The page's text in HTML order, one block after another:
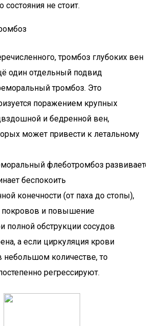
состояния не стоит.
тромбоз глубоких вен
один отдельный подвид
тромбоз. Это
поражением крупных
и бедренной вен,
может привести к летальному
флеботромбоз
беспокоить
конечности (от паха до стопы),
и повышение
полной обструкции сосудов
а если циркуляция крови
небольшом количестве, то
регрессируют.